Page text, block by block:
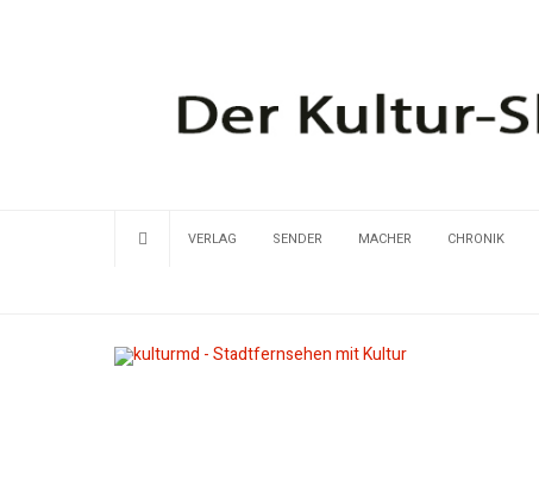
VERLAG SENDER MACHER CHRONIK